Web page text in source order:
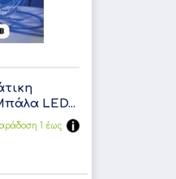
LED...
1 έως